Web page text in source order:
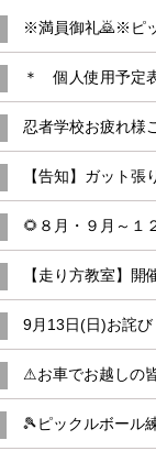
※満員御礼🙇※ピ
＊ 個人使用予定
忍者学校お疲れ様
【告知】ガット張
🌻８月・９月～１
【走り方教室】開
9月13日(日)お詫
⚠お車でお越しの
🎾ピックルボール